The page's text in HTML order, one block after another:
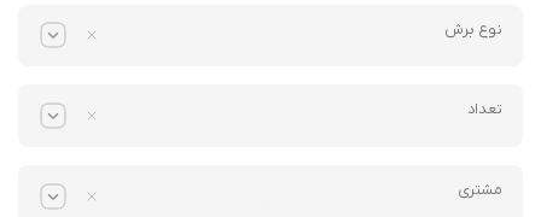
نوع برش
تعداد
مشتری